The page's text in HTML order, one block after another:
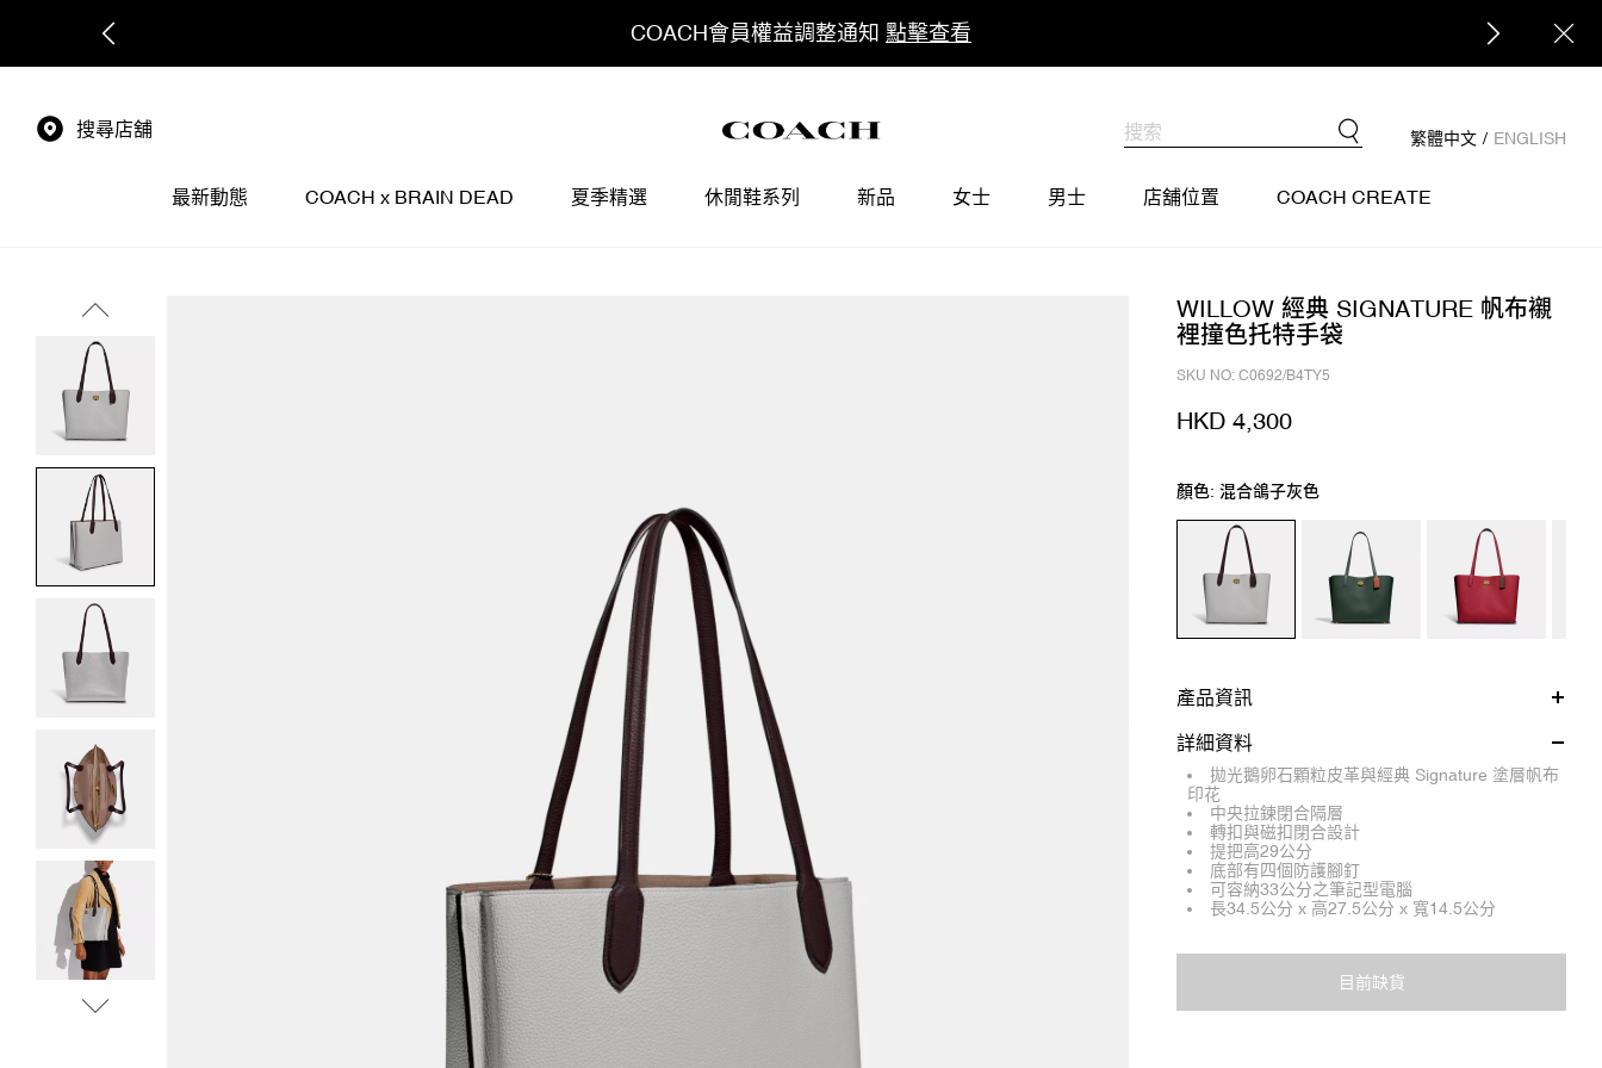
COACH會員權益調整通知 點擊查看
搜尋店舖 繁體中文 / ENGLISH
最新動態 COACH x BRAIN DEAD 夏季精選 休閒鞋系列 新品 女士 男士 店舖位置 COACH CREATE
WILLOW 經典 SIGNATURE 帆布襯
裡撞色托特手袋
SKU NO: C0692/B4TY5
HKD 4,300
顏色: 混合鴿子灰色
產品資訊
詳細資料
拋光鵝卵石顆粒皮革與經典 Signature 塗層帆布
印花
中央拉鍊閉合隔層
轉扣與磁扣閉合設計
提把高29公分
底部有四個防護腳釘
可容納33公分之筆記型電腦
長34.5公分 x 高27.5公分 x 寬14.5公分
目前缺貨